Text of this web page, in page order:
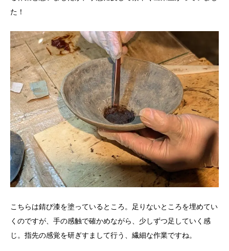
た！
こちらは錆び漆を塗っているところ。足りないところを埋めてい
くのですが、手の感触で確かめながら、少しずつ足していく感
じ。指先の感覚を研ぎすまして行う、繊細な作業ですね。